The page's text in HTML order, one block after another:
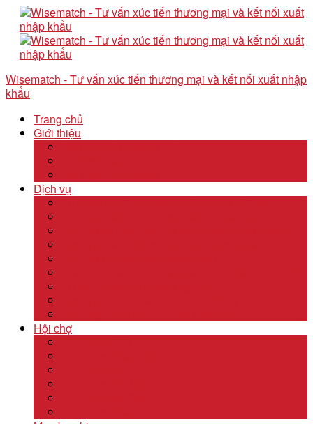
Wisematch - Tư vấn xúc tiến thương mại và kết nối xuất nhập
khẩu
Trang chủ
Giới thiệu
Dịch vụ
Hội chợ